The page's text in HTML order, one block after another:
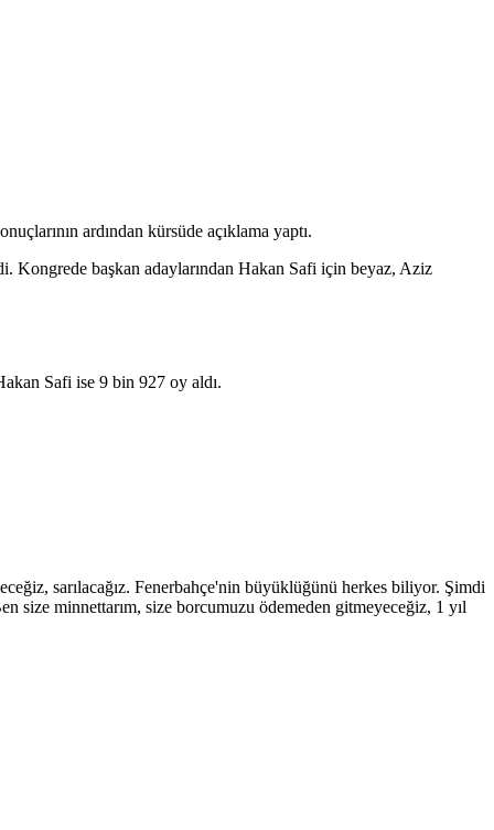
ardından kürsüde açıklama yaptı.
Kongrede başkan adaylarından Hakan Safi için beyaz, Aziz
Safi ise 9 bin 927 oy aldı.
sarılacağız. Fenerbahçe'nin büyüklüğünü herkes biliyor. Şimdi
size minnettarım, size borcumuzu ödemeden gitmeyeceğiz, 1 yıl